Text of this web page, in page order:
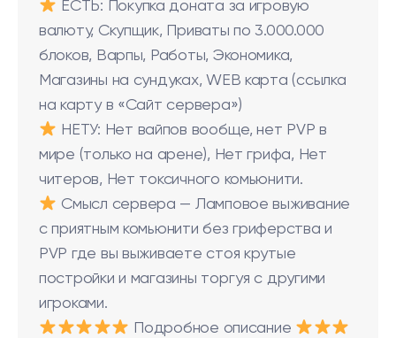
ЕСТЬ: Покупка доната за игровую
валюту, Скупщик, Приваты по 3.000.000
блоков, Варпы, Работы, Экономика,
Магазины на сундуках, WEB карта (ссылка
на карту в «Сайт сервера»)
НЕТУ: Нет вайпов вообще, нет PVP в
мире (только на арене), Нет грифа, Нет
читеров, Нет токсичного комьюнити.
Смысл сервера — Ламповое выживание
с приятным комьюнити без гриферства и
PVP где вы выживаете стоя крутые
постройки и магазины торгуя с другими
игроками.
Подробное описание